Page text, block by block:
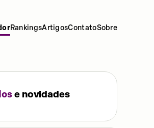
RankingsArtigosContatoSobre
e novidades